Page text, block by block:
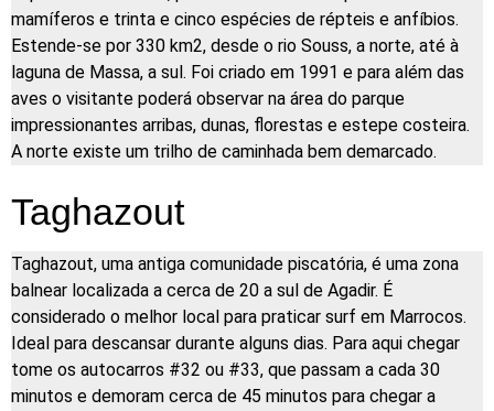
mamíferos e trinta e cinco espécies de répteis e anfíbios.
Estende-se por 330 km2, desde o rio Souss, a norte, até à
laguna de Massa, a sul. Foi criado em 1991 e para além das
aves o visitante poderá observar na área do parque
impressionantes arribas, dunas, florestas e estepe costeira.
A norte existe um trilho de caminhada bem demarcado.
Taghazout
Taghazout, uma antiga comunidade piscatória, é uma zona
balnear localizada a cerca de 20 a sul de Agadir. É
considerado o melhor local para praticar surf em Marrocos.
Ideal para descansar durante alguns dias. Para aqui chegar
tome os autocarros #32 ou #33, que passam a cada 30
minutos e demoram cerca de 45 minutos para chegar a